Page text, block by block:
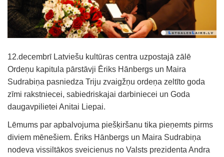
12.decembrī Latviešu kultūras centra uzpostajā zālē
Ordeņu kapitula pārstāvji Ēriks Hānbergs un Maira
Sudrabiņa pasniedza Triju zvaigžņu ordeņa zeltīto goda
zīmi rakstniecei, sabiedriskajai darbiniecei un Goda
daugavpilietei Anitai Liepai.
Lēmums par apbalvojuma piešķiršanu tika pieņemts pirms
diviem mēnešiem. Ēriks Hānbergs un Maira Sudrabiņa
nodeva vissiltākos sveicienus no Valsts prezidenta Andra